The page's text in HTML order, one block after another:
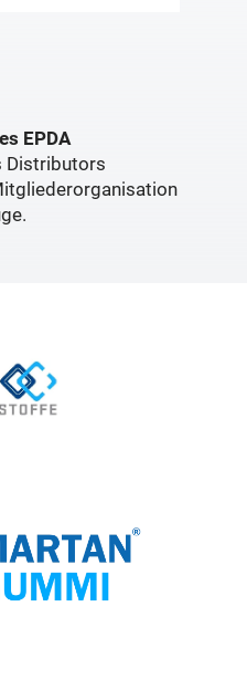
EPDA
Distributors